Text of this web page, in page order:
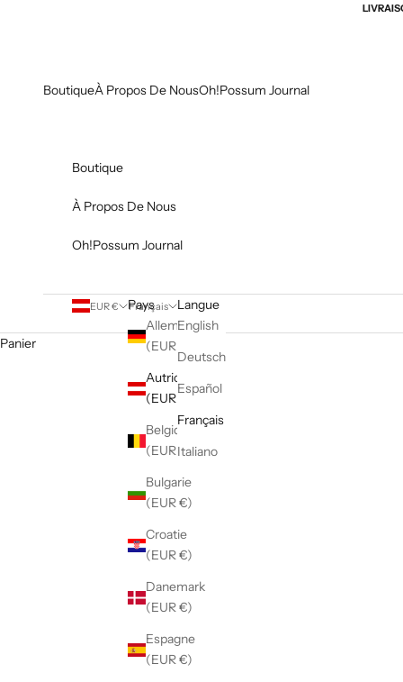
BoutiqueÀ Propos De NousOh!Possum Journal
Boutique
À Propos De Nous
Oh!Possum Journal
EUR €
Pays
Allemagne
Autriche
Belgique
(EUR €)
Bulgarie
(EUR €)
Croatie
(EUR €)
Danemark
(EUR €)
Espagne
(EUR €)
Français
Langue
English
Deutsch
Español
Français
Italiano
Panier
Découvrez nos ensembles-cadeaux pour bébés